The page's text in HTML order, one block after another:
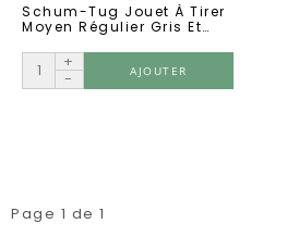
Schum-Tug Jouet À Tirer
Moyen Régulier Gris Et
+
-
AJOUTER
Page 1 de 1